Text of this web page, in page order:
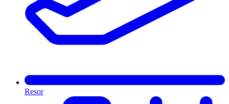
Resor